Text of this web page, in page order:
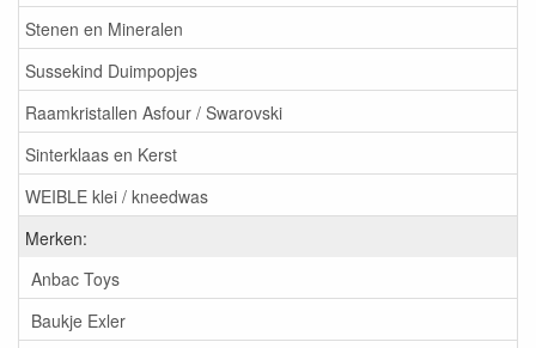
Stenen en Mineralen
Sussekind Duimpopjes
Raamkristallen Asfour / Swarovski
Sinterklaas en Kerst
WEIBLE klei / kneedwas
Merken:
Anbac Toys
Baukje Exler